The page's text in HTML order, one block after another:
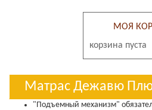
МОЯ
корзина пуста
Матрас Дежавю
"Подъемный механизм"